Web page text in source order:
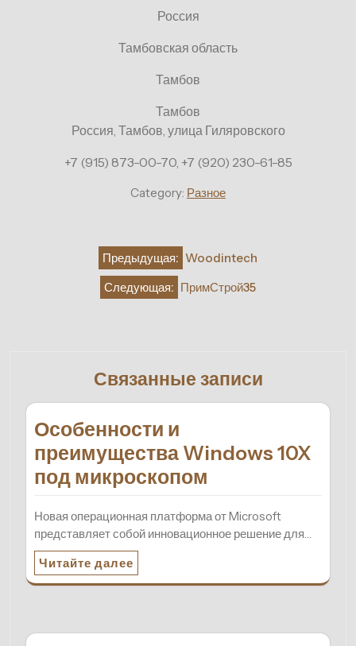
Россия
Тамбовская область
Тамбов
Тамбов
Россия, Тамбов, улица Гиляровского
+7 (915) 873-00-70, +7 (920) 230-61-85
Category: Разное
НавигацияПредыдущая: Woodintech
Следующая: ПримСтрой35
Связанные записи
Особенности и
преимущества Windows 10X
под микроскопом
Новая операционная платформа от Microsoft
представляет собой инновационное решение для…
Читайте далее